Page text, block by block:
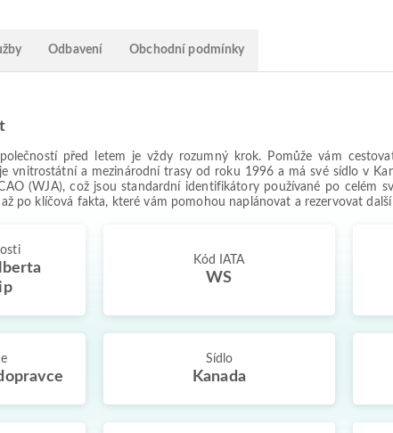
Odbavení Obchodní podmínky
před letem je vždy rozumný krok. Pomůže vám
vnitrostátní a mezinárodní trasy od roku 1996 a má své sídlo v
(WJA), což jsou standardní identifikátory používané po celém
po klíčová fakta, které vám pomohou naplánovat a rezervovat
Kód IATA
WS
Sídlo
Kanada